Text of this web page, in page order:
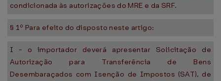
condicionada às autorizações do MRE e da SRF.
§ 1º Para efeito do disposto neste artigo:
I - o importador deverá apresentar Solicitação de
Autorização para Transferência de Bens
Desembaraçados com Isenção de Impostos (SAT), de